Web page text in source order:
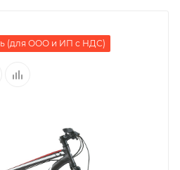
(для ООО и ИП с НДС)